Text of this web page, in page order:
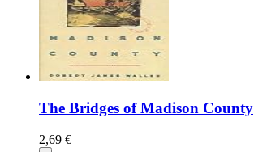
The Bridges of Madison County
2,69 €